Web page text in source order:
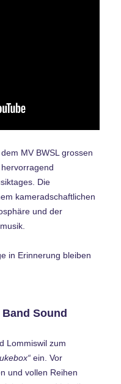
MV BWSL grossen
Die
kameradschaftlichen
und der
in Erinnerung bleiben
Sound
Lommiswil zum
ein. Vor
und vollen Reihen